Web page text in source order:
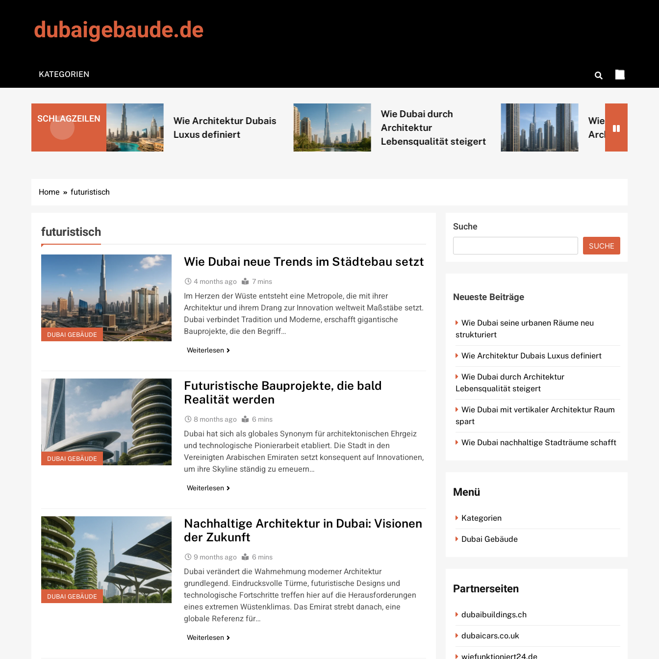
dubaigebaude.de
KATEGORIEN
SCHLAGZEILEN
Wie Architektur Dubais
Luxus definiert
Wie Dubai durch
Architektur
Lebensqualität steigert
Wie Dubai mit
Architektur Raum
Home futuristisch
futuristisch
DUBAI GEBÄUDE
Wie Dubai neue Trends im Städtebau setzt
4 months ago 7 mins
Im Herzen der Wüste entsteht eine Metropole, die mit ihrer
Architektur und ihrem Drang zur Innovation weltweit Maßstäbe setzt.
Dubai verbindet Tradition und Moderne, erschafft gigantische
Bauprojekte, die den Begriff…
Weiterlesen
DUBAI GEBÄUDE
Futuristische Bauprojekte, die bald
Realität werden
8 months ago 6 mins
Dubai hat sich als globales Synonym für architektonischen Ehrgeiz
und technologische Pionierarbeit etabliert. Die Stadt in den
Vereinigten Arabischen Emiraten setzt konsequent auf Innovationen,
um ihre Skyline ständig zu erneuern…
Weiterlesen
DUBAI GEBÄUDE
Nachhaltige Architektur in Dubai: Visionen
der Zukunft
9 months ago 6 mins
Dubai verändert die Wahrnehmung moderner Architektur
grundlegend. Eindrucksvolle Türme, futuristische Designs und
technologische Fortschritte treffen hier auf die Herausforderungen
eines extremen Wüstenklimas. Das Emirat strebt danach, eine
globale Referenz für…
Weiterlesen
Suche
SUCHE
Neueste Beiträge
Wie Dubai seine urbanen Räume neu
strukturiert
Wie Architektur Dubais Luxus definiert
Wie Dubai durch Architektur
Lebensqualität steigert
Wie Dubai mit vertikaler Architektur Raum
spart
Wie Dubai nachhaltige Stadträume schafft
Menü
Kategorien
Dubai Gebäude
Partnerseiten
dubaibuildings.ch
dubaicars.co.uk
wiefunktioniert24.de